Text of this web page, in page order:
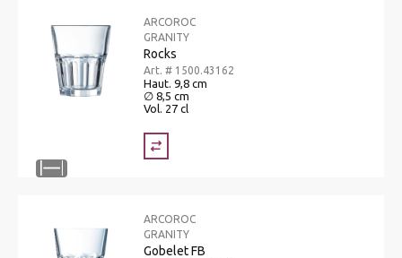
ARCOROC
GRANITY
Rocks
Art. # 1500.43162
Haut. 9,8 cm
∅ 8,5 cm
Vol. 27 cl
ARCOROC
GRANITY
Gobelet FB